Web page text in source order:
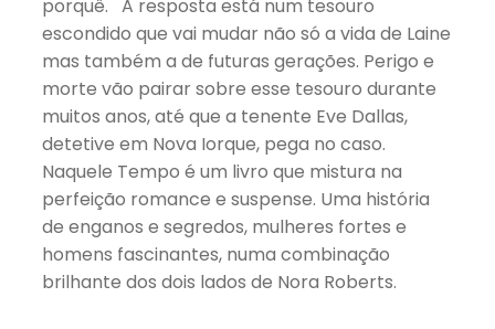
porquê. A resposta está num tesouro
escondido que vai mudar não só a vida de Laine
mas também a de futuras gerações. Perigo e
morte vão pairar sobre esse tesouro durante
muitos anos, até que a tenente Eve Dallas,
detetive em Nova Iorque, pega no caso.
Naquele Tempo é um livro que mistura na
perfeição romance e suspense. Uma história
de enganos e segredos, mulheres fortes e
homens fascinantes, numa combinação
brilhante dos dois lados de Nora Roberts.